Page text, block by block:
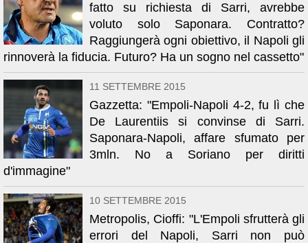
fatto su richiesta di Sarri, avrebbe
voluto solo Saponara. Contratto?
Raggiungerà ogni obiettivo, il Napoli gli
rinnoverà la fiducia. Futuro? Ha un sogno nel cassetto"
11 SETTEMBRE 2015
Gazzetta: "Empoli-Napoli 4-2, fu lì che
De Laurentiis si convinse di Sarri.
Saponara-Napoli, affare sfumato per
3mln. No a Soriano per diritti
d'immagine"
10 SETTEMBRE 2015
Metropolis, Cioffi: "L'Empoli sfrutterà gli
errori del Napoli, Sarri non può